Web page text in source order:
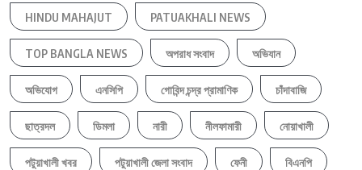
HINDU MAHAJUT PATUAKHALI NEWS
TOP BANGLA NEWS অপরাধ সংবাদ অভিযান
অভিযোগ এনসিপি গোবিন্দ চন্দ্র প্রামাণিক চাঁদাবাজি
ছাত্রদল ডিমলা নারী নীলফামারী নোয়াখালী
পটুয়াখালী খবর পটুয়াখালী জেলা সংবাদ ফেনী বিএনপি